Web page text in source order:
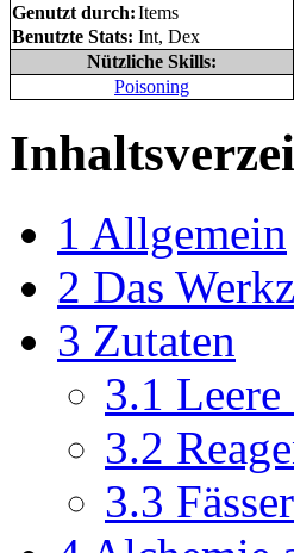
Genutzt durch:Items
Benutzte Stats: Int, Dex
Nützliche Skills:
Poisoning
1 Allgemein
2 Das
3 Zutaten
3.1 Leere
3.2
3.3